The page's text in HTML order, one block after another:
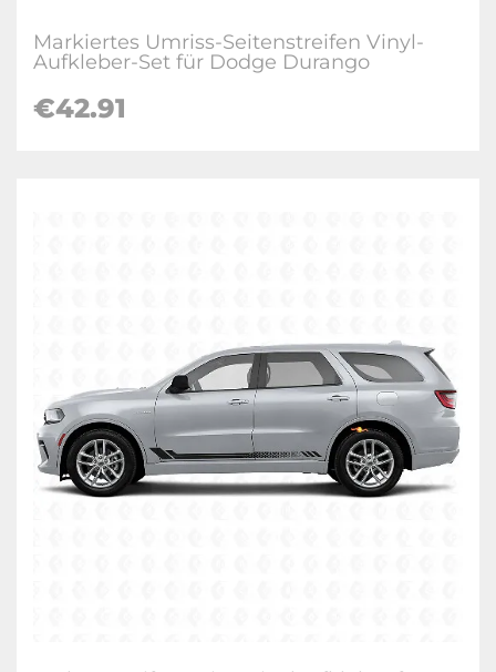
Markiertes Umriss-Seitenstreifen Vinyl-
Aufkleber-Set für Dodge Durango
€42.91